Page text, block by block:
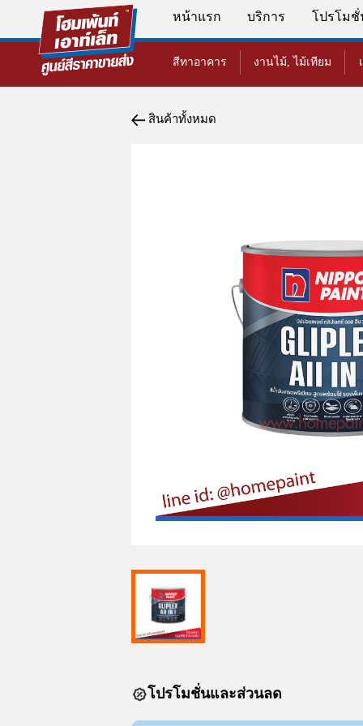
หน้าแรก บริการ โปรโมชั่
สีทาอาคาร งานไม้, ไม้เทียม
สินค้าทั้งหมด
โปรโมชั่นและส่วนลด